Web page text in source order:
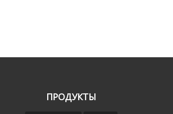
ПРОДУКТЫ